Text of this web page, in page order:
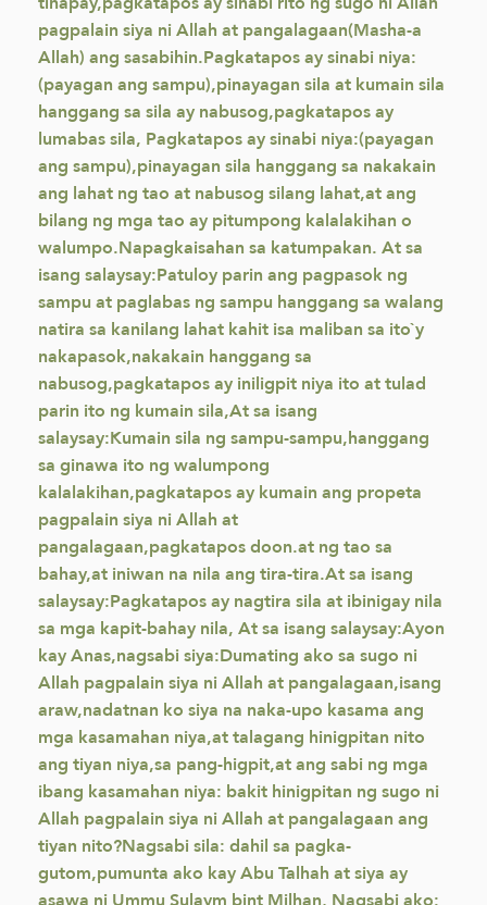
pagpalain siya ni Allah at pangalagaan(Masha-a
Allah) ang sasabihin.Pagkatapos ay sinabi niya:
(payagan ang sampu),pinayagan sila at kumain sila
hanggang sa sila ay nabusog,pagkatapos ay
lumabas sila, Pagkatapos ay sinabi niya:(payagan
ang sampu),pinayagan sila hanggang sa nakakain
ang lahat ng tao at nabusog silang lahat,at ang
bilang ng mga tao ay pitumpong kalalakihan o
walumpo.Napagkaisahan sa katumpakan. At sa
isang salaysay:Patuloy parin ang pagpasok ng
sampu at paglabas ng sampu hanggang sa walang
natira sa kanilang lahat kahit isa maliban sa ito`y
nakapasok,nakakain hanggang sa
nabusog,pagkatapos ay iniligpit niya ito at tulad
parin ito ng kumain sila,At sa isang
salaysay:Kumain sila ng sampu-sampu,hanggang
sa ginawa ito ng walumpong
kalalakihan,pagkatapos ay kumain ang propeta
pagpalain siya ni Allah at
pangalagaan,pagkatapos doon.at ng tao sa
bahay,at iniwan na nila ang tira-tira.At sa isang
salaysay:Pagkatapos ay nagtira sila at ibinigay nila
sa mga kapit-bahay nila, At sa isang salaysay:Ayon
kay Anas,nagsabi siya:Dumating ako sa sugo ni
Allah pagpalain siya ni Allah at pangalagaan,isang
araw,nadatnan ko siya na naka-upo kasama ang
mga kasamahan niya,at talagang hinigpitan nito
ang tiyan niya,sa pang-higpit,at ang sabi ng mga
ibang kasamahan niya: bakit hinigpitan ng sugo ni
Allah pagpalain siya ni Allah at pangalagaan ang
tiyan nito?Nagsabi sila: dahil sa pagka-
gutom,pumunta ako kay Abu Talhah at siya ay